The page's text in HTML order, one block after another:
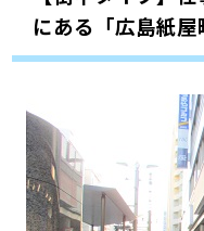
にある「広島紙屋